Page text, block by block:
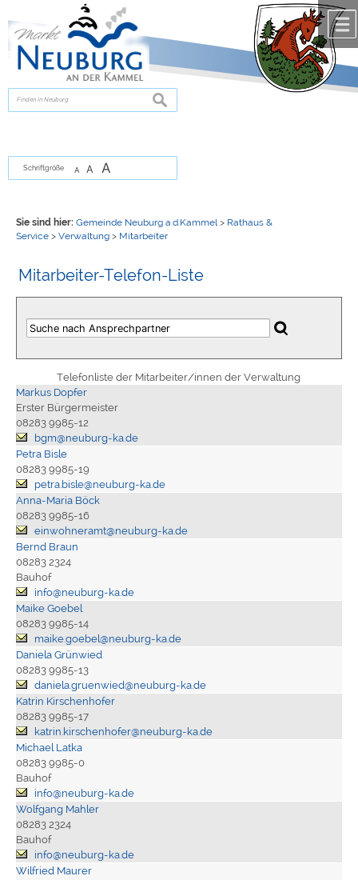
zur Navigationoder
springen.
suchen
Schriftgröße A A A
Sie sind hier: Gemeinde Neuburg a.d.Kammel > Rathaus &
Service> Verwaltung> Mitarbeiter
Mitarbeiter-Telefon-Liste
Telefonliste der Mitarbeiter/innen der Verwaltung
Markus Dopfer
Erster Bürgermeister
08283 9985-12
bgm@neuburg-ka.de
Petra Bisle
08283 9985-19
petra.bisle@neuburg-ka.de
Anna-Maria Böck
08283 9985-16
einwohneramt@neuburg-ka.de
Bernd Braun
08283 2324
Bauhof
info@neuburg-ka.de
Maike Goebel
08283 9985-14
maike.goebel@neuburg-ka.de
Daniela Grünwied
08283 9985-13
daniela.gruenwied@neuburg-ka.de
Katrin Kirschenhofer
08283 9985-17
katrin.kirschenhofer@neuburg-ka.de
Michael Latka
08283 9985-0
Bauhof
info@neuburg-ka.de
Wolfgang Mahler
08283 2324
Bauhof
info@neuburg-ka.de
Wilfried Maurer